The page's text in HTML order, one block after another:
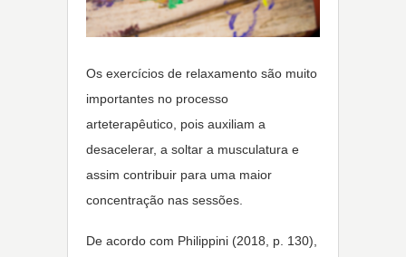
Os exercícios de relaxamento são muito
importantes no processo
arteterapêutico, pois auxiliam a
desacelerar, a soltar a musculatura e
assim contribuir para uma maior
concentração nas sessões.
De acordo com Philippini (2018, p. 130),